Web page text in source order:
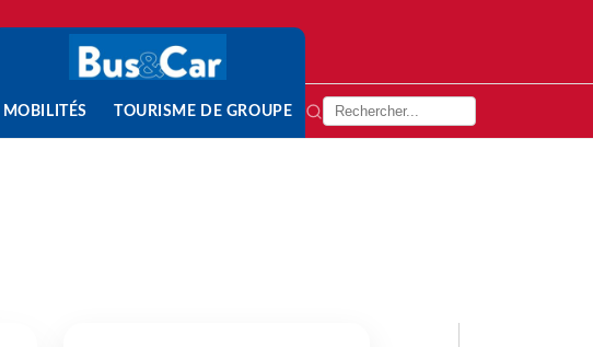
MOBILITÉS TOURISME DE GROUPE